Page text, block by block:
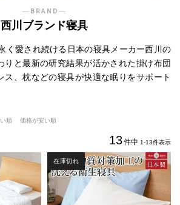
―BRAND―
西川ブランド寝具
く愛され続ける日本の寝具メーカー西川の
りと最新の研究結果が活かされた掛け布団
ス、枕などの寝具が快適な眠りをサポート
順 価格が安い順
13件中 1-13件表示
在庫切れ